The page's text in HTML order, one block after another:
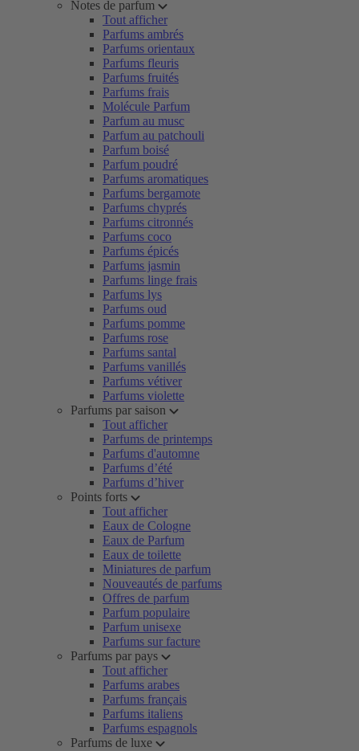
Notes de parfum
Tout afficher
Parfums ambrés
Parfums orientaux
Parfums fleuris
Parfums fruités
Parfums frais
Molécule Parfum
Parfum au musc
Parfum au patchouli
Parfum boisé
Parfum poudré
Parfums aromatiques
Parfums bergamote
Parfums chyprés
Parfums citronnés
Parfums coco
Parfums épicés
Parfums jasmin
Parfums linge frais
Parfums lys
Parfums oud
Parfums pomme
Parfums rose
Parfums santal
Parfums vanillés
Parfums vétiver
Parfums violette
Parfums par saison
Tout afficher
Parfums de printemps
Parfums d'automne
Parfums d’été
Parfums d’hiver
Points forts
Tout afficher
Eaux de Cologne
Eaux de Parfum
Eaux de toilette
Miniatures de parfum
Nouveautés de parfums
Offres de parfum
Parfum populaire
Parfum unisexe
Parfums sur facture
Parfums par pays
Tout afficher
Parfums arabes
Parfums français
Parfums italiens
Parfums espagnols
Parfums de luxe